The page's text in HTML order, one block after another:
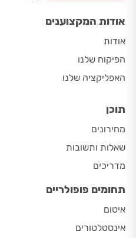
אודות המקצוענים
אודות
הפיקוח שלנו
האפליקציה שלנו
תוכן
מחירונים
שאלות ותשובות
מדריכים
תחומים פופולריים
איטום
אינסטלטורים